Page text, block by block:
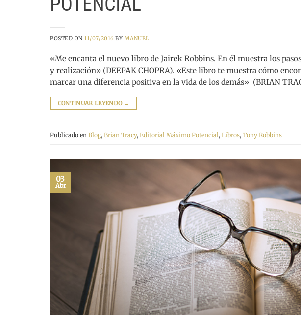
POSTED ON11/07/2016 BY MANUEL
«Me encanta el nuevo libro de Jairek Robbins. En él muestra los
y realización» (DEEPAK CHOPRA). «Este libro te muestra cómo
marcar una diferencia positiva en la vida de los demás» (BRIAN
CONTINUAR LEYENDO →
Publicado en Blog, Brian Tracy, Editorial Máximo Potencial, Libros, Tony Robbins
03
Abr